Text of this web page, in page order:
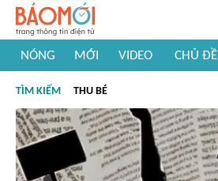
NÓNG MỚI VIDEO CHỦ ĐỀ
#Khám phá thế giới
TÌM KIẾM THU BÉ